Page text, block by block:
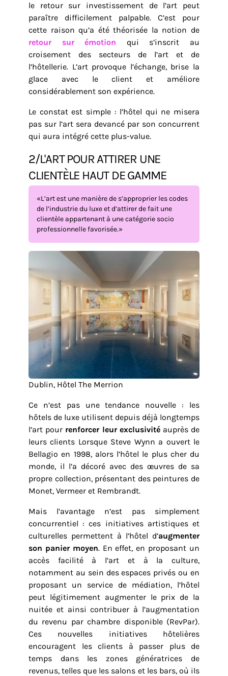
le retour sur investissement de l’art peut
paraître difficilement palpable. C’est pour
cette raison qu’a été théorisée la notion de
retour sur émotion qui s’inscrit au
croisement des secteurs de l’art et de
l’hôtellerie. L’art provoque l’échange, brise la
glace avec le client et améliore
considérablement son expérience.
Le constat est simple : l’hôtel qui ne misera
pas sur l’art sera devancé par son concurrent
qui aura intégré cette plus-value.
2/L'ART POUR ATTIRER UNE
CLIENTÈLE HAUT DE GAMME
«L’art est une manière de s’approprier les codes
de l’industrie du luxe et d’attirer de fait une
clientèle appartenant à une catégorie socio
professionnelle favorisée.»
Dublin, Hôtel The Merrion
Ce n’est pas une tendance nouvelle : les
hôtels de luxe utilisent depuis déjà longtemps
l’art pour renforcer leur exclusivitéauprès de
leurs clients Lorsque Steve Wynn a ouvert le
Bellagio en 1998, alors l’hôtel le plus cher du
monde, il l’a décoré avec des œuvres de sa
propre collection, présentant des peintures de
Monet, Vermeer et Rembrandt.
Mais l’avantage n’est pas simplement
concurrentiel : ces initiatives artistiques et
culturelles permettent à l’hôtel d’augmenter
son panier moyen. En effet, en proposant un
accès facilité à l’art et à la culture,
notamment au sein des espaces privés ou en
proposant un service de médiation, l’hôtel
peut légitimement augmenter le prix de la
nuitée et ainsi contribuer à l’augmentation
du revenu par chambre disponible (RevPar).
Ces nouvelles initiatives hôtelières
encouragent les clients à passer plus de
temps dans les zones génératrices de
revenus, telles que les salons et les bars, où ils